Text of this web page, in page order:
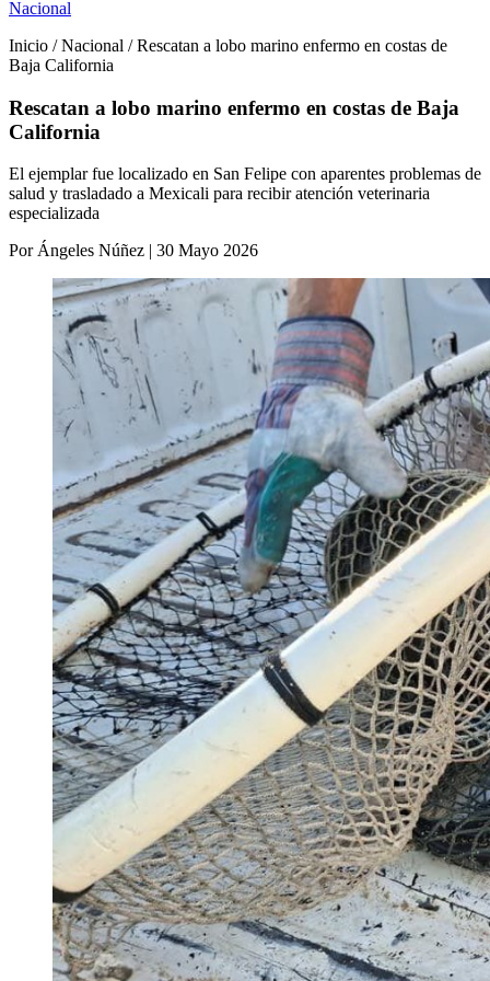
Nacional
Inicio / Nacional / Rescatan a lobo marino enfermo en costas de
Baja California
Rescatan a lobo marino enfermo en costas de Baja
California
El ejemplar fue localizado en San Felipe con aparentes problemas de
salud y trasladado a Mexicali para recibir atención veterinaria
especializada
Por Ángeles Núñez | 30 Mayo 2026